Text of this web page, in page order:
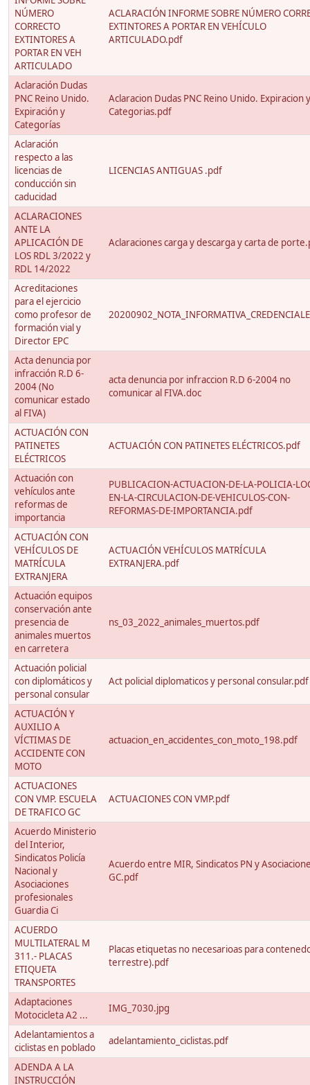
NÚMERO
CORRECTO
EXTINTORES A
PORTAR EN VEH
ARTICULADO
ACLARACIÓN INFORME SOBRE NÚMERO
EXTINTORES A PORTAR EN VEHÍCULO
ARTICULADO.pdf
Aclaración Dudas
PNC Reino Unido.
Expiración y
Categorías
Aclaracion Dudas PNC Reino Unido. Expiracion y
Categorias.pdf
Aclaración
respecto a las
licencias de
conducción sin
caducidad
LICENCIAS ANTIGUAS .pdf
ACLARACIONES
ANTE LA
APLICACIÓN DE
LOS RDL 3/2022 y
RDL 14/2022
Aclaraciones carga y descarga y carta de
Acreditaciones
para el ejercicio
como profesor de
formación vial y
Director EPC
Acta denuncia por
infracción R.D 6-
2004 (No
comunicar estado
al FIVA)
acta denuncia por infraccion R.D 6-2004 no
comunicar al FIVA.doc
ACTUACIÓN CON
PATINETES
ELÉCTRICOS
ACTUACIÓN CON PATINETES ELÉCTRICOS.pdf
Actuación con
vehículos ante
reformas de
importancia
PUBLICACION-ACTUACION-DE-LA-POLICIA-
EN-LA-CIRCULACION-DE-VEHICULOS-CON-
REFORMAS-DE-IMPORTANCIA.pdf
ACTUACIÓN CON
VEHÍCULOS DE
MATRÍCULA
EXTRANJERA
ACTUACIÓN VEHÍCULOS MATRÍCULA
EXTRANJERA.pdf
Actuación equipos
conservación ante
presencia de
animales muertos
en carretera
ns_03_2022_animales_muertos.pdf
Actuación policial
con diplomáticos y
personal consular
Act policial diplomaticos y personal consular.pdf
ACTUACIÓN Y
AUXILIO A
VÍCTIMAS DE
ACCIDENTE CON
MOTO
actuacion_en_accidentes_con_moto_198.pdf
ACTUACIONES
CON VMP. ESCUELA
DE TRAFICO GC
ACTUACIONES CON VMP.pdf
Acuerdo Ministerio
del Interior,
Sindicatos Policía
Nacional y
Asociaciones
profesionales
Guardia Ci
Acuerdo entre MIR, Sindicatos PN y
GC.pdf
ACUERDO
MULTILATERAL M
311.- PLACAS
ETIQUETA
TRANSPORTES
Placas etiquetas no necesarioas para
terrestre).pdf
Adaptaciones
Motocicleta A2 ...
IMG_7030.jpg
Adelantamientos a
ciclistas en poblado
adelantamiento_ciclistas.pdf
ADENDA A LA
INSTRUCCIÓN